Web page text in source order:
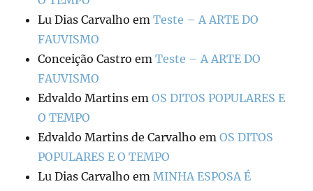
Lu Dias Carvalho emTeste – A ARTE DO
FAUVISMO
Conceição Castro emTeste – A ARTE DO
FAUVISMO
Edvaldo Martins emOS DITOS POPULARES E
O TEMPO
Edvaldo Martins de Carvalho emOS DITOS
POPULARES E O TEMPO
Lu Dias Carvalho emMINHA ESPOSA É